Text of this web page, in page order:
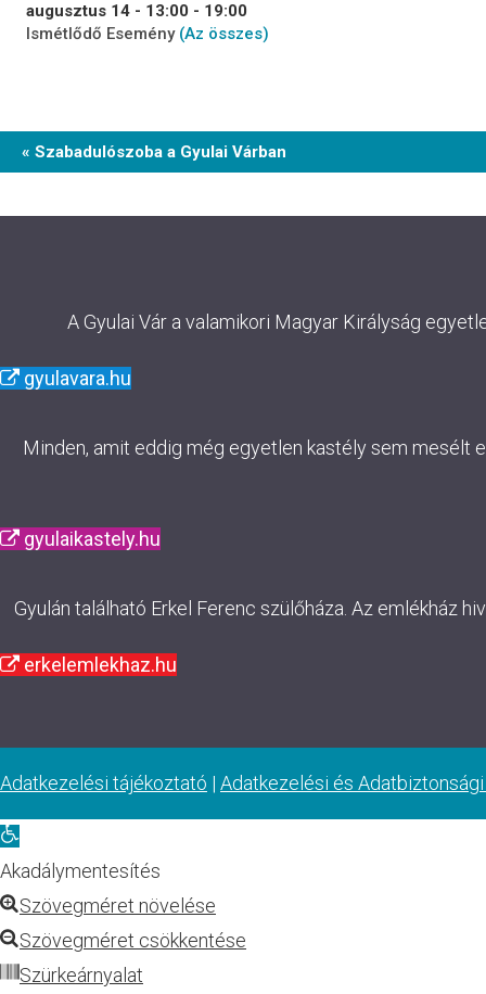
augusztus 14 - 13:00 - 19:00
Ismétlődő Esemény (Az összes)
Event
« Szabadulószoba a Gyulai Várban
A Gyulai Vár a valamikori Magyar Királyság
gyulavara.hu
Minden, amit eddig még egyetlen kastély sem mesélt
gyulaikastely.hu
Gyulán található Erkel Ferenc szülőháza. Az emlékház
erkelemlekhaz.hu
Adatkezelési tájékoztató | Adatkezelési és
Eszköztár
megnyitása
Akadálymentesítés
Szövegméret növelése
Szövegméret csökkentése
Szürkeárnyalat